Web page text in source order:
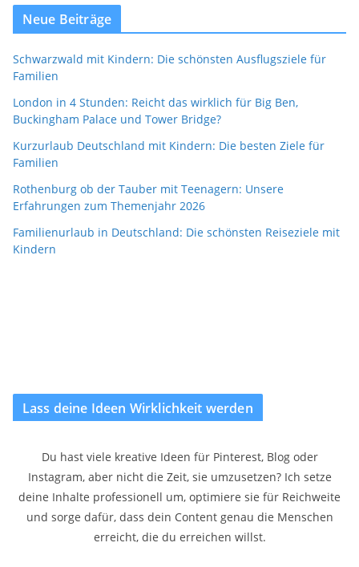
Neue Beiträge
Schwarzwald mit Kindern: Die schönsten Ausflugsziele für
Familien
London in 4 Stunden: Reicht das wirklich für Big Ben,
Buckingham Palace und Tower Bridge?
Kurzurlaub Deutschland mit Kindern: Die besten Ziele für
Familien
Rothenburg ob der Tauber mit Teenagern: Unsere
Erfahrungen zum Themenjahr 2026
Familienurlaub in Deutschland: Die schönsten Reiseziele mit
Kindern
Lass deine Ideen Wirklichkeit werden
Du hast viele kreative Ideen für Pinterest, Blog oder
Instagram, aber nicht die Zeit, sie umzusetzen? Ich setze
deine Inhalte professionell um, optimiere sie für Reichweite
und sorge dafür, dass dein Content genau die Menschen
erreicht, die du erreichen willst.